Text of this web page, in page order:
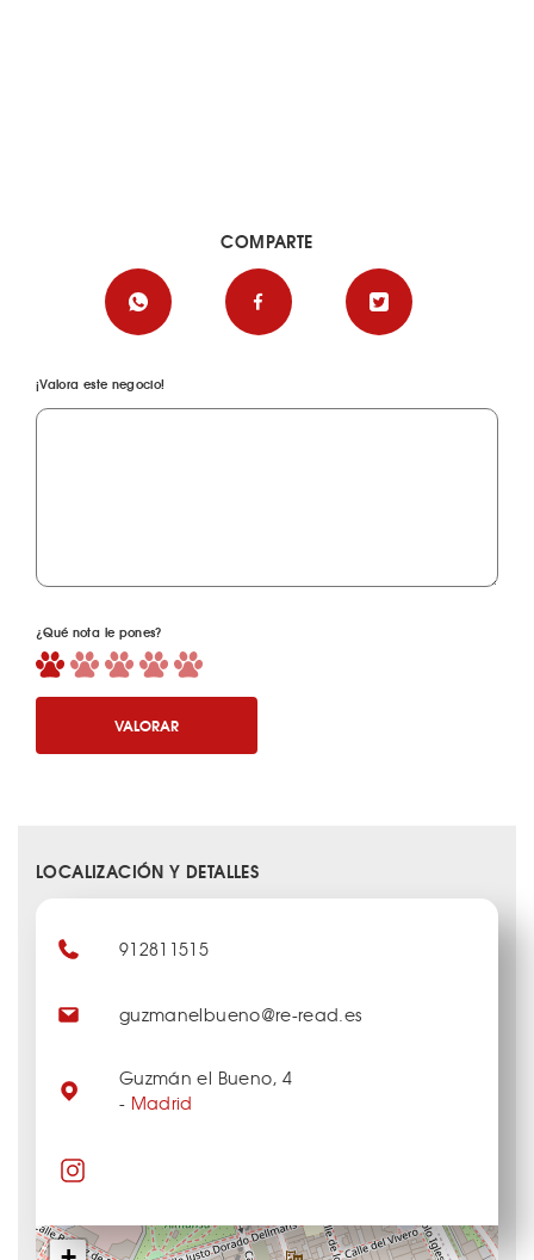
¡Valora este negocio!
¿Qué nota le pones?
VALORAR
COMPARTE
LOCALIZACIÓN Y DETALLES
912811515
guzmanelbueno@re-read.es
Guzmán el Bueno, 4
- Madrid